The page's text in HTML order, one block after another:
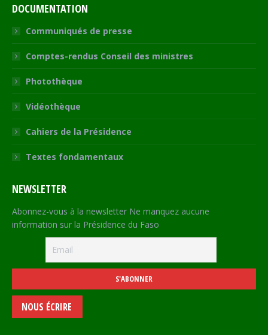
DOCUMENTATION
Communiqués de presse
Comptes-rendus Conseil des ministres
Photothèque
Vidéothèque
Cahiers de la Présidence
Textes fondamentaux
NEWSLETTER
Abonnez-vous à la newsletter Ne manquez aucune
information sur la Présidence du Faso
NOUS ÉCRIRE